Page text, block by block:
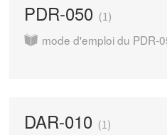
PDR-050 1
mode d'emploi du PDR-
DAR-010 1